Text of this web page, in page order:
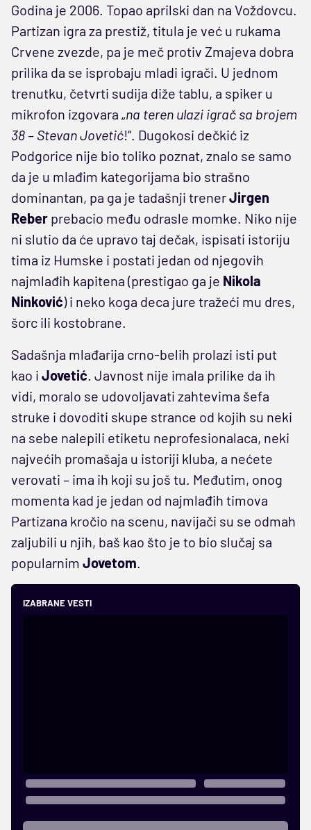
Godina je 2006. Topao aprilski dan na Voždovcu.
Partizan igra za prestiž, titula je već u rukama
Crvene zvezde, pa je meč protiv Zmajeva dobra
prilika da se isprobaju mladi igrači. U jednom
trenutku, četvrti sudija diže tablu, a spiker u
mikrofon izgovara „na teren ulazi igrač sa brojem
38 – Stevan Jovetić!“. Dugokosi dečkić iz
Podgorice nije bio toliko poznat, znalo se samo
da je u mlađim kategorijama bio strašno
dominantan, pa ga je tadašnji trenerJirgen
Reber prebacio među odrasle momke. Niko nije
ni slutio da će upravo taj dečak, ispisati istoriju
tima iz Humske i postati jedan od njegovih
najmlađih kapitena (prestigao ga je Nikola
Ninković) i neko koga deca jure tražeći mu dres,
šorc ili kostobrane.
Sadašnja mlađarija crno-belih prolazi isti put
kao i Jovetić. Javnost nije imala prilike da ih
vidi, moralo se udovoljavati zahtevima šefa
struke i dovoditi skupe strance od kojih su neki
na sebe nalepili etiketu neprofesionalaca, neki
najvećih promašaja u istoriji kluba, a nećete
verovati – ima ih koji su još tu. Međutim, onog
momenta kad je jedan od najmlađih timova
Partizana kročio na scenu, navijači su se odmah
zaljubili u njih, baš kao što je to bio slučaj sa
popularnim Jovetom.
IZABRANE VESTI